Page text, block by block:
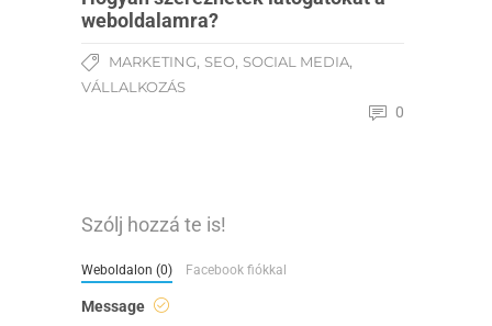
weboldalamra?
MARKETING, SEO, SOCIAL MEDIA,
VÁLLALKOZÁS
0
Szólj hozzá te is!
Weboldalon (0) Facebook fiókkal
Message